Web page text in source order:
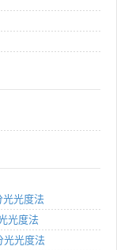
光光度法
光度法
光光度法